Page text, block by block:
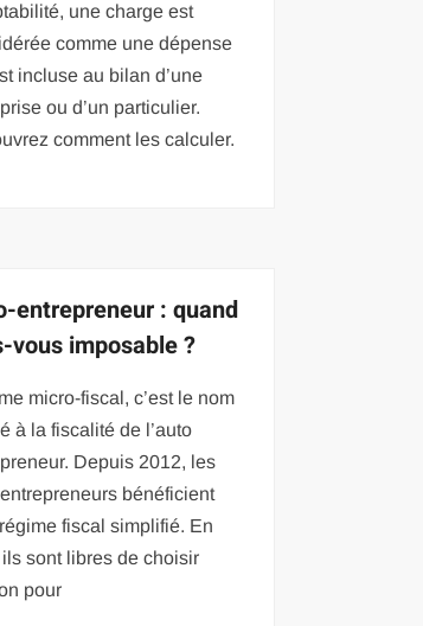
une charge est
comme une dépense
incluse au bilan d’une
ou d’un particulier.
comment les calculer.
entrepreneur : quand
vous imposable ?
micro-fiscal, c’est le nom
à la fiscalité de l’auto
Depuis 2012, les
bénéficient
fiscal simplifié. En
ils sont libres de choisir
pour